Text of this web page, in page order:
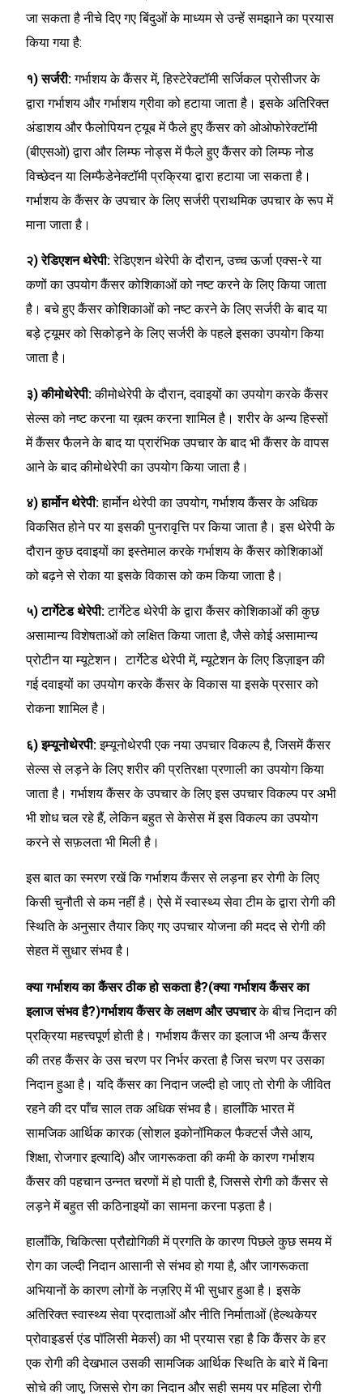
जा सकता है नीचे दिए गए बिंदुओं के माध्यम से उन्हें समझाने का प्रयास
किया गया है:
१) सर्जरी:गर्भाशय के कैंसर में, हिस्टेरेक्टॉमी सर्जिकल प्रोसीजर के
द्वारा गर्भाशय और गर्भाशय ग्रीवा को हटाया जाता है। इसके अतिरिक्त
अंडाशय और फैलोपियन ट्यूब में फैले हुए कैंसर को ओओफोरेक्टॉमी
(बीएसओ) द्वारा और लिम्फ नोड्स में फैले हुए कैंसर को लिम्फ नोड
विच्छेदन या लिम्फैडेनेक्टॉमी प्रक्रिया द्वारा हटाया जा सकता है।
गर्भाशय के कैंसर के उपचार के लिए सर्जरी प्राथमिक उपचार के रूप में
माना जाता है।
२) रेडिएशन थेरेपी:रेडिएशन थेरेपी के दौरान, उच्च ऊर्जा एक्स-रे या
कणों का उपयोग कैंसर कोशिकाओं को नष्ट करने के लिए किया जाता
है। बचे हुए कैंसर कोशिकाओं को नष्ट करने के लिए सर्जरी के बाद या
बड़े ट्यूमर को सिकोड़ने के लिए सर्जरी के पहले इसका उपयोग किया
जाता है।
३) कीमोथेरेपी:कीमोथेरेपी के दौरान, दवाइयों का उपयोग करके कैंसर
सेल्स को नष्ट करना या ख़त्म करना शामिल है। शरीर के अन्य हिस्सों
में कैंसर फैलने के बाद या प्रारंभिक उपचार के बाद भी कैंसर के वापस
आने के बाद कीमोथेरेपी का उपयोग किया जाता है।
४) हार्मोन थेरेपी:हार्मोन थेरेपी का उपयोग, गर्भाशय कैंसर के अधिक
विकसित होने पर या इसकी पुनरावृत्ति पर किया जाता है। इस थेरेपी के
दौरान कुछ दवाइयों का इस्तेमाल करके गर्भाशय के कैंसर कोशिकाओं
को बढ़ने से रोका या इसके विकास को कम किया जाता है।
५) टार्गेटेड थेरेपी:टार्गेटेड थेरेपी के द्वारा कैंसर कोशिकाओं की कुछ
असामान्य विशेषताओं को लक्षित किया जाता है, जैसे कोई असामान्य
प्रोटीन या म्यूटेशन। टार्गेटेड थेरेपी में, म्यूटेशन के लिए डिज़ाइन की
गई दवाइयों का उपयोग करके कैंसर के विकास या इसके प्रसार को
रोकना शामिल है।
६) इम्यूनोथेरपी:इम्यूनोथेरपी एक नया उपचार विकल्प है, जिसमें कैंसर
सेल्स से लड़ने के लिए शरीर की प्रतिरक्षा प्रणाली का उपयोग किया
जाता है। गर्भाशय कैंसर के उपचार के लिए इस उपचार विकल्प पर अभी
भी शोध चल रहे हैं, लेकिन बहुत से केसेस में इस विकल्प का उपयोग
करने से सफ़लता भी मिली है।
इस बात का स्मरण रखें कि गर्भाशय कैंसर से लड़ना हर रोगी के लिए
किसी चुनौती से कम नहीं है। ऐसे में स्वास्थ्य सेवा टीम के द्वारा रोगी की
स्थिति के अनुसार तैयार किए गए उपचार योजना की मदद से रोगी की
सेहत में सुधार संभव है।
क्या गर्भाशय का कैंसर ठीक हो सकता है?(क्या गर्भाशय कैंसर का
इलाज संभव है?)गर्भाशय कैंसर के लक्षण और उपचारके बीच निदान की
प्रक्रिया महत्त्वपूर्ण होती है। गर्भाशय कैंसर का इलाज भी अन्य कैंसर
की तरह कैंसर के उस चरण पर निर्भर करता है जिस चरण पर उसका
निदान हुआ है। यदि कैंसर का निदान जल्दी हो जाए तो रोगी के जीवित
रहने की दर पाँच साल तक अधिक संभव है। हालाँकि भारत में
सामजिक आर्थिक कारक (सोशल इकोनॉमिकल फैक्टर्स जैसे आय,
शिक्षा, रोजगार इत्यादि) और जागरूकता की कमी के कारण गर्भाशय
कैंसर की पहचान उन्नत चरणों में हो पाती है, जिससे रोगी को कैंसर से
लड़ने में बहुत सी कठिनाइयों का सामना करना पड़ता है।
हालाँकि, चिकित्सा प्रौद्योगिकी में प्रगति के कारण पिछले कुछ समय में
रोग का जल्दी निदान आसानी से संभव हो गया है, और जागरूकता
अभियानों के कारण लोगों के नज़रिए में भी सुधार हुआ है। इसके
अतिरिक्त स्वास्थ्य सेवा प्रदाताओं और नीति निर्माताओं (हेल्थकेयर
प्रोवाइडर्स एंड पॉलिसी मेकर्स) का भी प्रयास रहा है कि कैंसर के हर
एक रोगी की देखभाल उसकी सामजिक आर्थिक स्थिति के बारे में बिना
सोचे की जाए, जिससे रोग का निदान और सही समय पर महिला रोगी